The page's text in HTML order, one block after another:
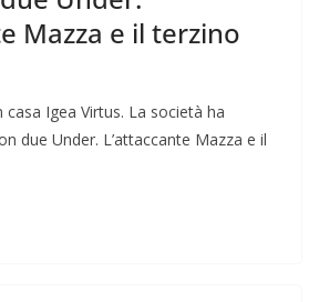
Mazza e il terzino
casa Igea Virtus. La società ha
due Under. L’attaccante Mazza e il